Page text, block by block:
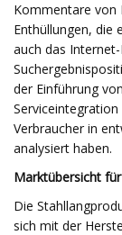
Kommentare von
Enthüllungen, die
auch das
der Einführung
Verbraucher in
analysiert haben.
Marktübersicht
Die
sich mit der